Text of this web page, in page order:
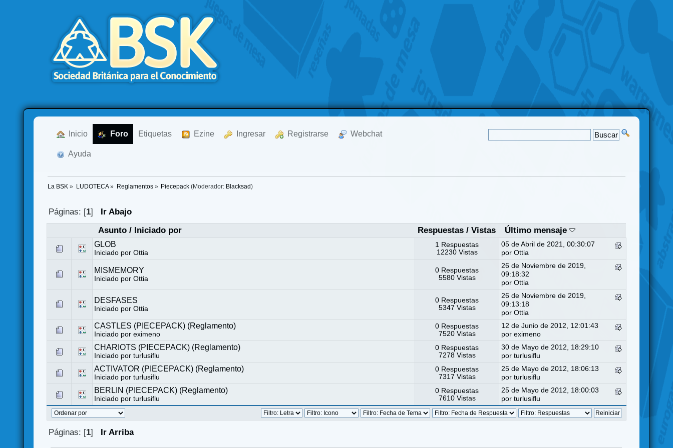
Inicio Foro Etiquetas Ezine Ingresar Registrarse Webchat
Ayuda
La BSK » LUDOTECA» Reglamentos» Piecepack (Moderador: Blacksad )
Páginas: [1]
Ir Abajo
Asunto/ Iniciado por Respuestas /Vistas Último mensaje
GLOB
Iniciado porOttia
1 Respuestas
12230 Vistas
05 de Abril de 2021, 00:30:07
porOttia
MISMEMORY
Iniciado porOttia
0 Respuestas
5580 Vistas
26 de Noviembre de 2019,
09:18:32
porOttia
DESFASES
Iniciado porOttia
0 Respuestas
5347 Vistas
26 de Noviembre de 2019,
09:13:18
porOttia
CASTLES (PIECEPACK) (Reglamento)
Iniciado por eximeno
0 Respuestas
7520 Vistas
12 de Junio de 2012, 12:01:43
por eximeno
CHARIOTS (PIECEPACK) (Reglamento)
Iniciado porturlusiflu
0 Respuestas
7278 Vistas
30 de Mayo de 2012, 18:29:10
porturlusiflu
ACTIVATOR (PIECEPACK) (Reglamento)
Iniciado porturlusiflu
0 Respuestas
7317 Vistas
25 de Mayo de 2012, 18:06:13
porturlusiflu
BERLIN (PIECEPACK) (Reglamento)
Iniciado porturlusiflu
0 Respuestas
7610 Vistas
25 de Mayo de 2012, 18:00:03
porturlusiflu
Páginas: [1] Ir Arriba